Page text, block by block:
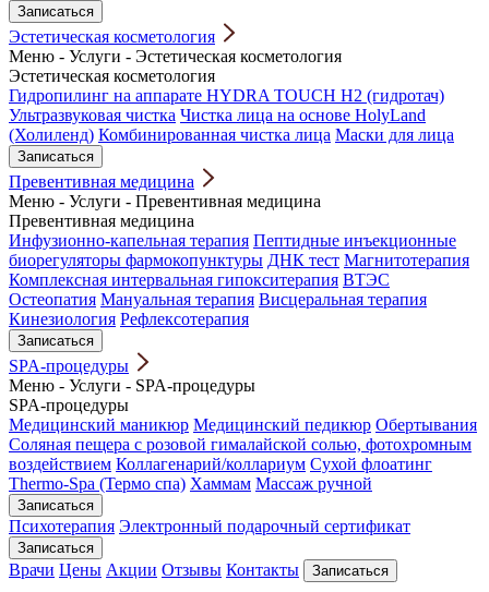
Записаться
Эстетическая косметология
Меню - Услуги - Эстетическая косметология
Эстетическая косметология
Гидропилинг на аппарате HYDRA TOUCH H2 (гидротач)
Ультразвуковая чистка Чистка лица на основе HolyLand
(Холиленд) Комбинированная чистка лица Маски для лица
Записаться
Превентивная медицина
Меню - Услуги - Превентивная медицина
Превентивная медицина
Инфузионно-капельная терапия Пептидные инъекционные
биорегуляторы фармокопунктуры ДНК тест Магнитотерапия
Комплексная интервальная гипокситерапия ВТЭС
Остеопатия Мануальная терапия Висцеральная терапия
Кинезиология Рефлексотерапия
Записаться
SPA-процедуры
Меню - Услуги - SPA-процедуры
SPA-процедуры
Медицинский маникюр Медицинский педикюр Обертывания
Соляная пещера с розовой гималайской солью, фотохромным
воздействием Коллагенарий/коллариум Сухой флоатинг
Thermo-Spa (Термо спа) Хаммам Массаж ручной
Записаться
Психотерапия Электронный подарочный сертификат
Записаться
Врачи Цены Акции Отзывы Контакты Записаться